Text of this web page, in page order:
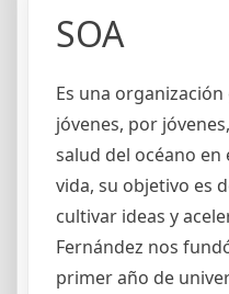
SOA
Es una
jóvenes, por
salud del océano
vida, su objetivo es
cultivar ideas y
Fernández nos
primer año de